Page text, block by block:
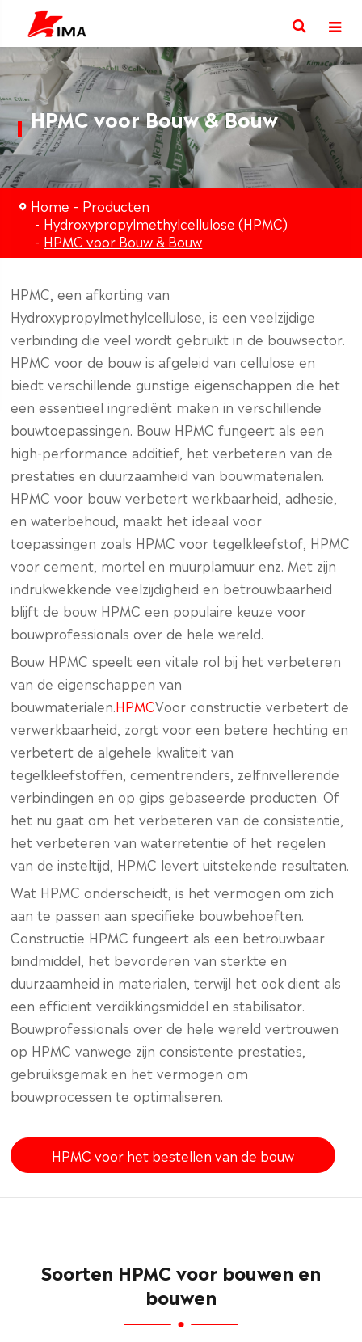
HPMC voor Bouw & Bouw
Home
Producten
Hydroxypropylmethylcellulose (HPMC)
HPMC voor Bouw & Bouw
HPMC, een afkorting van
Hydroxypropylmethylcellulose, is een veelzijdige
verbinding die veel wordt gebruikt in de bouwsector.
HPMC voor de bouw is afgeleid van cellulose en
biedt verschillende gunstige eigenschappen die het
een essentieel ingrediënt maken in verschillende
bouwtoepassingen. Bouw HPMC fungeert als een
high-performance additief, het verbeteren van de
prestaties en duurzaamheid van bouwmaterialen.
HPMC voor bouw verbetert werkbaarheid, adhesie,
en waterbehoud, maakt het ideaal voor
toepassingen zoals HPMC voor tegelkleefstof, HPMC
voor cement, mortel en muurplamuur enz. Met zijn
indrukwekkende veelzijdigheid en betrouwbaarheid
blijft de bouw HPMC een populaire keuze voor
bouwprofessionals over de hele wereld.
Bouw HPMC speelt een vitale rol bij het verbeteren
van de eigenschappen van
bouwmaterialen.HPMCVoor constructie verbetert de
verwerkbaarheid, zorgt voor een betere hechting en
verbetert de algehele kwaliteit van
tegelkleefstoffen, cementrenders, zelfnivellerende
verbindingen en op gips gebaseerde producten. Of
het nu gaat om het verbeteren van de consistentie,
het verbeteren van waterretentie of het regelen
van de insteltijd, HPMC levert uitstekende resultaten.
Wat HPMC onderscheidt, is het vermogen om zich
aan te passen aan specifieke bouwbehoeften.
Constructie HPMC fungeert als een betrouwbaar
bindmiddel, het bevorderen van sterkte en
duurzaamheid in materialen, terwijl het ook dient als
een efficiënt verdikkingsmiddel en stabilisator.
Bouwprofessionals over de hele wereld vertrouwen
op HPMC vanwege zijn consistente prestaties,
gebruiksgemak en het vermogen om
bouwprocessen te optimaliseren.
HPMC voor het bestellen van de bouw
Soorten HPMC voor bouwen en
bouwen